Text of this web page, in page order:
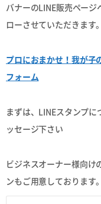
バナーのLINE販売ペー
ローさせていただきます。
プロにおまかせ！我が
フォーム
まずは、LINEスタンプ
ッセージ下さい
ビジネスオーナー様向け
ンもご用意しております。